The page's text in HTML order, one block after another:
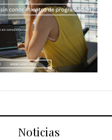
Noticias